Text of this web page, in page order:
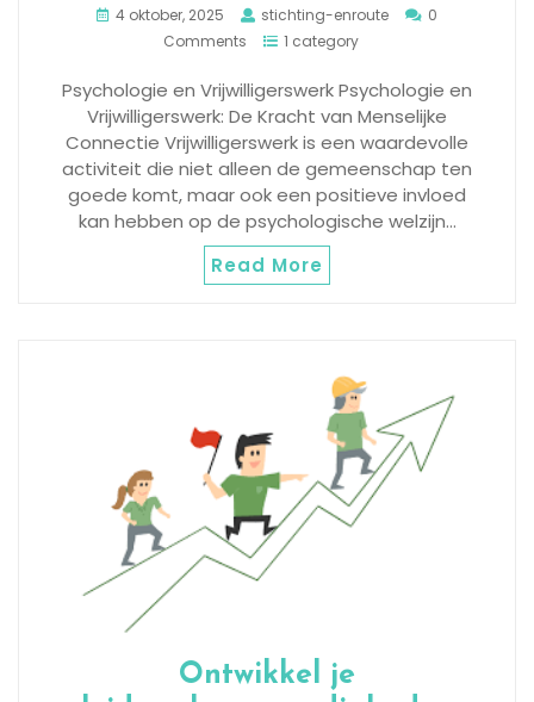
4 oktober, 2025 stichting-enroute
0
Comments
1 category
Psychologie en Vrijwilligerswerk Psychologie en
Vrijwilligerswerk: De Kracht van Menselijke
Connectie Vrijwilligerswerk is een waardevolle
activiteit die niet alleen de gemeenschap ten
goede komt, maar ook een positieve invloed
kan hebben op de psychologische welzijn…
Read More
Ontwikkel je